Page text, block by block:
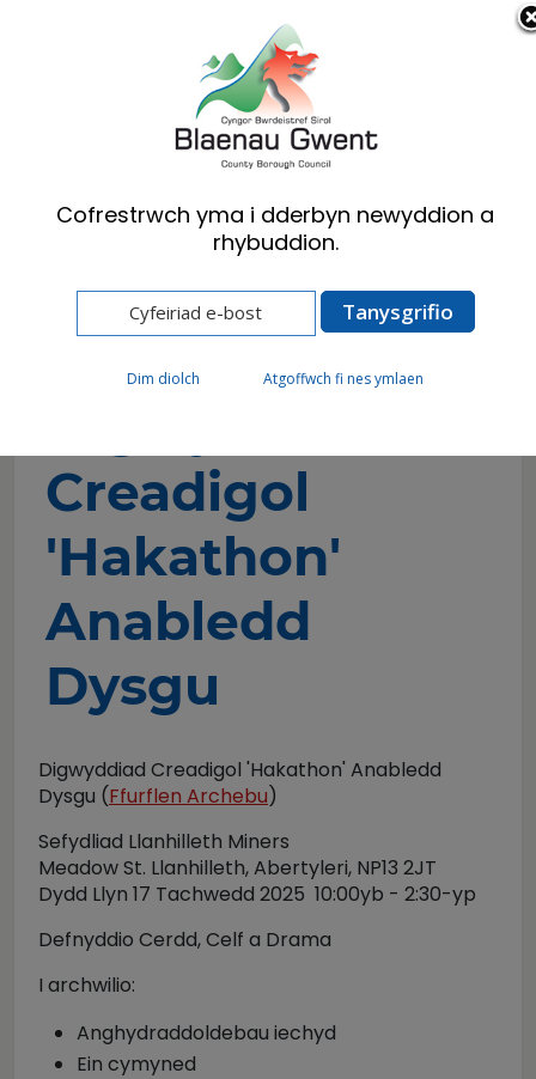
Cymraeg English
Digwyddiadau
Creadigol
'Hakathon'
Anabledd
Dysgu
Digwyddiad Creadigol 'Hakathon' Anabledd
Dysgu (Ffurflen Archebu)
Sefydliad Llanhilleth Miners
Meadow St. Llanhilleth, Abertyleri, NP13 2JT
Dydd Llyn 17 Tachwedd 2025 10:00yb - 2:30-yp
Defnyddio Cerdd, Celf a Drama
I archwilio:
Anghydraddoldebau iechyd
Ein cymyned
Cofrestrwch yma i dderbyn newyddion a
rhybuddion.
Dim diolch Atgoffwch fi nes ymlaen